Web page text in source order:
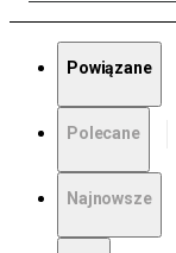
Powiązane
Polecane
Najnowsze